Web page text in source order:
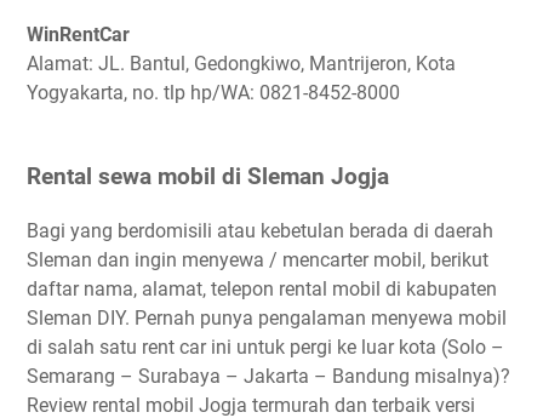
WinRentCar
Alamat: JL. Bantul, Gedongkiwo, Mantrijeron, Kota
Yogyakarta, no. tlp hp/WA: 0821-8452-8000
Rental sewa mobil di Sleman Jogja
Bagi yang berdomisili atau kebetulan berada di daerah
Sleman dan ingin menyewa / mencarter mobil, berikut
daftar nama, alamat, telepon rental mobil di kabupaten
Sleman DIY. Pernah punya pengalaman menyewa mobil
di salah satu rent car ini untuk pergi ke luar kota (Solo –
Semarang – Surabaya – Jakarta – Bandung misalnya)?
Review rental mobil Jogja termurah dan terbaik versi